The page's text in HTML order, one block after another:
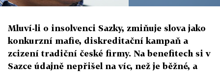
Mluví-li o insolvenci Sazky, zmiňuje slova jako
konkurzní mafie, diskreditační kampaň a
zcizení tradiční české firmy. Na benefitech si v
Sazce údajně nepřišel na víc, než je běžné, a